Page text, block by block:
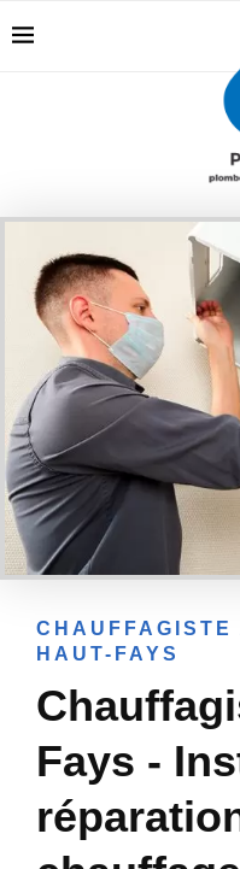
HAUT-FAYS
Fays -